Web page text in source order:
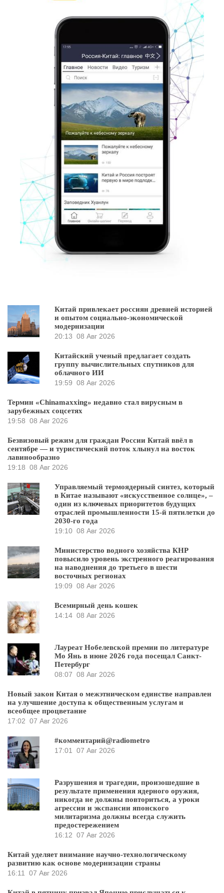
Китай привлекает россиян древней историей
и опытом социально-экономической
модернизации
20:13 08 Авг 2026
Китайский ученый предлагает создать
группу вычислительных спутников для
облачного ИИ
19:59 08 Авг 2026
Термин «Chinamaxxing» недавно стал вирусным в
зарубежных соцсетях
19:58 08 Авг 2026
Безвизовый режим для граждан России Китай ввёл в
сентябре — и туристический поток хлынул на восток
лавинообразно
19:18 08 Авг 2026
Управляемый термоядерный синтез, который
в Китае называют «искусственное солнце», –
один из ключевых приоритетов будущих
отраслей промышленности 15-й пятилетки до
2030-го года
19:10 08 Авг 2026
Министерство водного хозяйства КНР
повысило уровень экстренного реагирования
на наводнения до третьего в шести
восточных регионах
19:09 08 Авг 2026
Всемирный день кошек
14:14 08 Авг 2026
Лауреат Нобелевской премии по литературе
Мо Янь в июне 2026 года посещал Санкт-
Петербург
08:07 08 Авг 2026
Новый закон Китая о межэтническом единстве направлен
на улучшение доступа к общественным услугам и
всеобщее процветание
17:02 07 Авг 2026
#комментарий@radiometro
17:01
07 Авг 2026
Разрушения и трагедии, произошедшие в
результате применения ядерного оружия,
никогда не должны повториться, а уроки
агрессии и экспансии японского
милитаризма должны всегда служить
предостережением
16:12 07 Авг 2026
Китай уделяет внимание научно-технологическому
развитию как основе модернизации страны
16:11
07 Авг 2026